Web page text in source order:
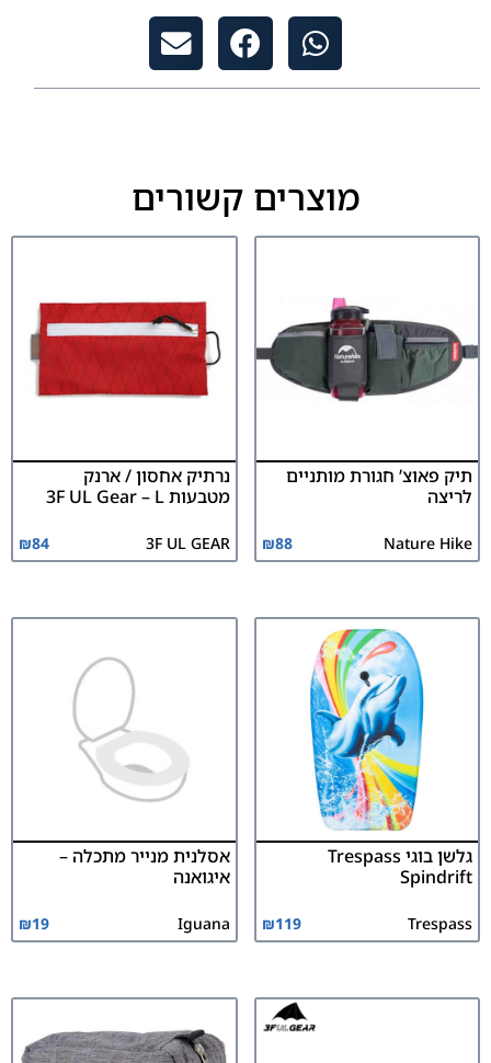
מוצרים קשורים
תיק פאוצ’ חגורת מותניים
לריצה
Nature Hike
₪88
נרתיק אחסון / ארנק
מטבעות 3F UL Gear – L
3F UL GEAR
₪84
גלשן בוגי Trespass
Spindrift
Trespass
₪119
אסלנית מנייר מתכלה –
איגואנה
Iguana
₪19